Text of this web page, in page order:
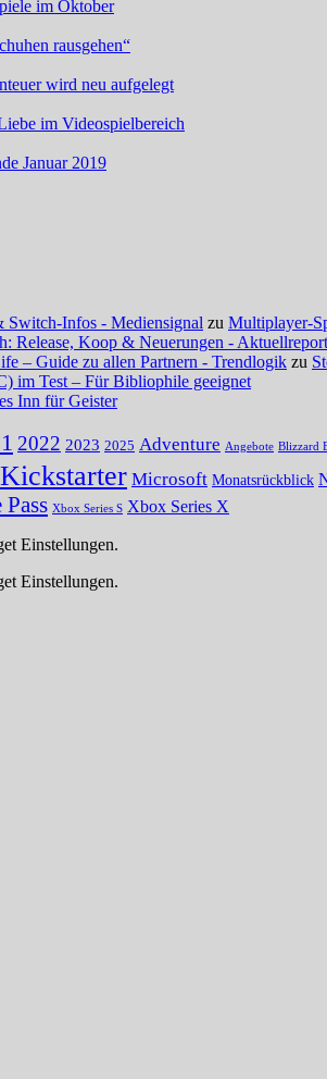
im Oktober
rausgehen“
wird neu aufgelegt
im Videospielbereich
Januar 2019
Switch-Infos - Mediensignal zu Multiplayer-
Release, Koop & Neuerungen -
– Guide zu allen Partnern - Trendlogik zu
im Test – Für Bibliophile geeignet
Inn für Geister
2022 2023 2025 Adventure Angebote Blizzard
Kickstarter Microsoft Monatsrückblick
Xbox Series S Xbox Series X
Einstellungen.
Einstellungen.